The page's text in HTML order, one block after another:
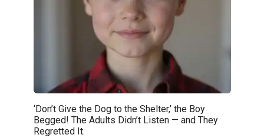
‘Don’t Give the Dog to the Shelter,’ the Boy
Begged! The Adults Didn’t Listen — and They
Regretted It.